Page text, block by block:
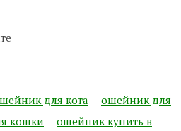
для кота
ошейник для
кошки
ошейник купить в